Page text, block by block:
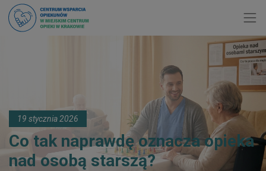
19 stycznia 2026
Co tak naprawdę oznacza opieka
nad osobą starszą?